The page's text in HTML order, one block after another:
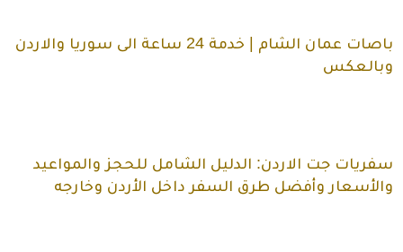
باصات عمان الشام | خدمة 24 ساعة الى سوريا والاردن
وبالعكس
سفريات جت الاردن: الدليل الشامل للحجز والمواعيد
والأسعار وأفضل طرق السفر داخل الأردن وخارجه